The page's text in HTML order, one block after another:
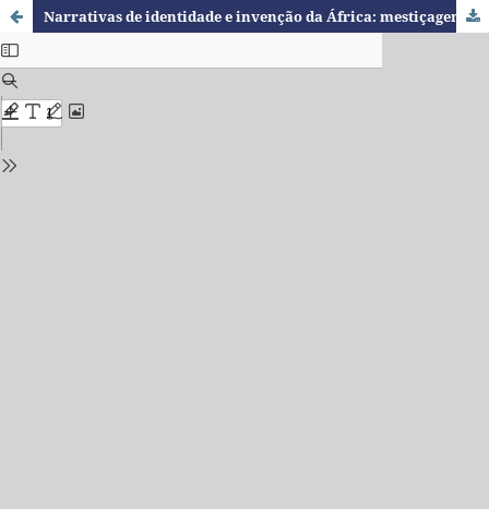
Narrativas de identidade e invenção da África: mestiçagem, nação e memória em